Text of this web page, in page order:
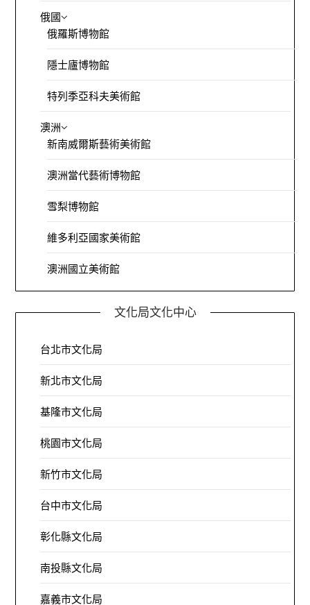
俄國
俄羅斯博物館
隱士廬博物館
特列季亞科夫美術館
澳洲
新南威爾斯藝術美術館
澳洲當代藝術博物館
雪梨博物館
維多利亞國家美術館
澳洲國立美術館
文化局文化中心
台北市文化局
新北市文化局
基隆市文化局
桃園市文化局
新竹市文化局
台中市文化局
彰化縣文化局
南投縣文化局
嘉義市文化局